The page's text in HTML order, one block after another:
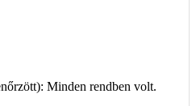
Minden rendben volt.